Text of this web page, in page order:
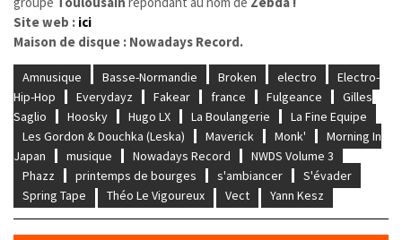
Site web : ici
Maison de disque : Nowadays Record.
Amnusique Basse-Normandie Broken electro
Electro-
Hip-Hop
Everydayz Fakear france Fulgeance
Gilles
Saglio
Hoosky Hugo LX La Boulangerie
La Fine Equipe
Les Gordon & Douchka (Leska)
Maverick Monk'
Morning In
Japan
musique Nowadays Record
NWDS Volume 3
Phazz
printemps de bourges s'ambiancer
S'évader
Spring Tape
Théo Le Vigoureux Vect Yann Kesz